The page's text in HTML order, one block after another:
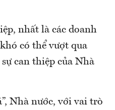
nhất là các doanh
có thể vượt qua
sự can thiệp của Nhà
Nhà nước, với vai trò